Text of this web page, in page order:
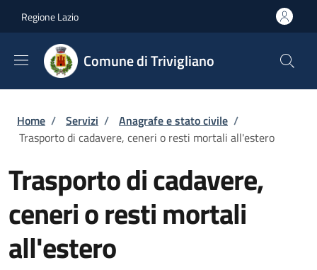
Regione Lazio
Comune di Trivigliano
Briciole di pane
Home / Servizi / Anagrafe e stato civile /
Trasporto di cadavere, ceneri o resti mortali all'estero
Trasporto di cadavere,
ceneri o resti mortali
all'estero